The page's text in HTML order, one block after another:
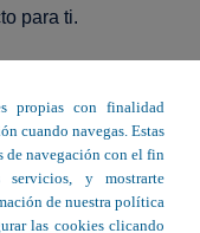
para ti.
de la
propias con finalidad
cuando navegas. Estas
de navegación con el fin
servicios, y mostrarte
de nuestra política
las cookies clicando